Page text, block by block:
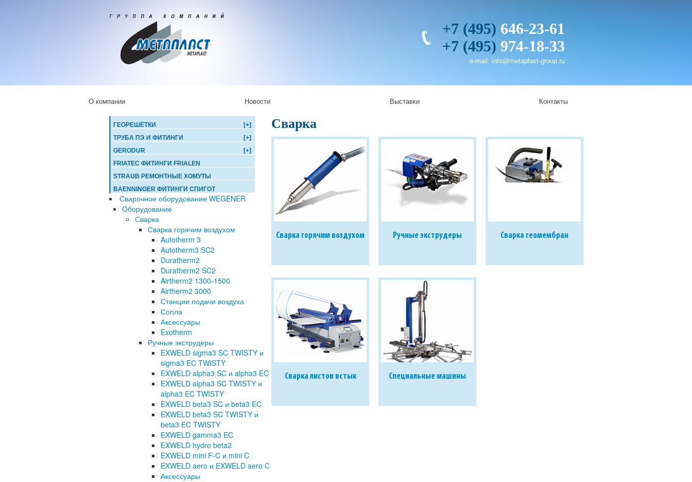
+7 (495) 646-23-61
+7 (495) 974-18-33
e-mail: info@metaplast-group.ru
О компании Новости Выставки Контакты
ГЕОРЕШЁТКИ
[+]
ТРУБА ПЭ И ФИТИНГИ
[+]
GERODUR
[+]
FRIATEC ФИТИНГИ FRIALEN
STRAUB РЕМОНТНЫЕ ХОМУТЫ
BAENNINGER ФИТИНГИ СПИГОТ
Сварочное оборудование WEGENER
Оборудование
Сварка
Сварка горячим воздухом
Autotherm 3
Autotherm3 SC2
Duratherm2
Duratherm2 SC2
Airtherm2 1300-1500
Airtherm2 3000
Станции подачи воздуха
Сопла
Аксессуары
Exotherm
Ручные экструдеры
EXWELD sigma3 SC TWISTY и
sigma3 EC TWISTY
EXWELD alpha3 SC и alpha3 EC
EXWELD alpha3 SC TWISTY и
alpha3 EC TWISTY
EXWELD beta3 SC и beta3 EC
EXWELD beta3 SC TWISTY и
beta3 EC TWISTY
EXWELD gamma3 EC
EXWELD hydro beta2
EXWELD mini F-C и mini C
EXWELD aero и EXWELD aero C
Аксессуары
Сварка
Сварка горячим воздухом Ручные экструдеры Сварка геомембран
Сварка листов встык Специальные машины